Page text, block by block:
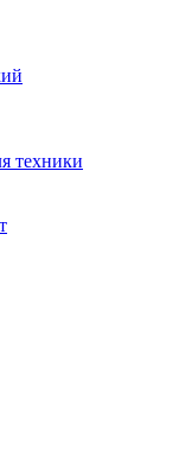
техники